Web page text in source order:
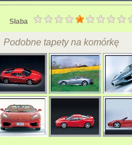
Słaba
Podobne tapety na komórkę